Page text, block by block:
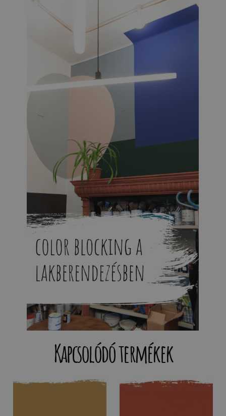
Kapcsolódó termékek